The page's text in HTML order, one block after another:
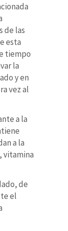
de las
esta
tiempo
la
y en
vez al
a la
a la
vitamina
de
el